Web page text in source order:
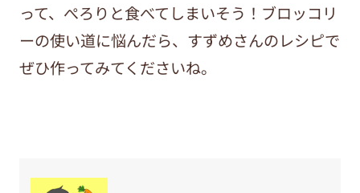
って、ぺろりと食べてしまいそう！ブロッコリ
ーの使い道に悩んだら、すずめさんのレシピで
ぜひ作ってみてくださいね。